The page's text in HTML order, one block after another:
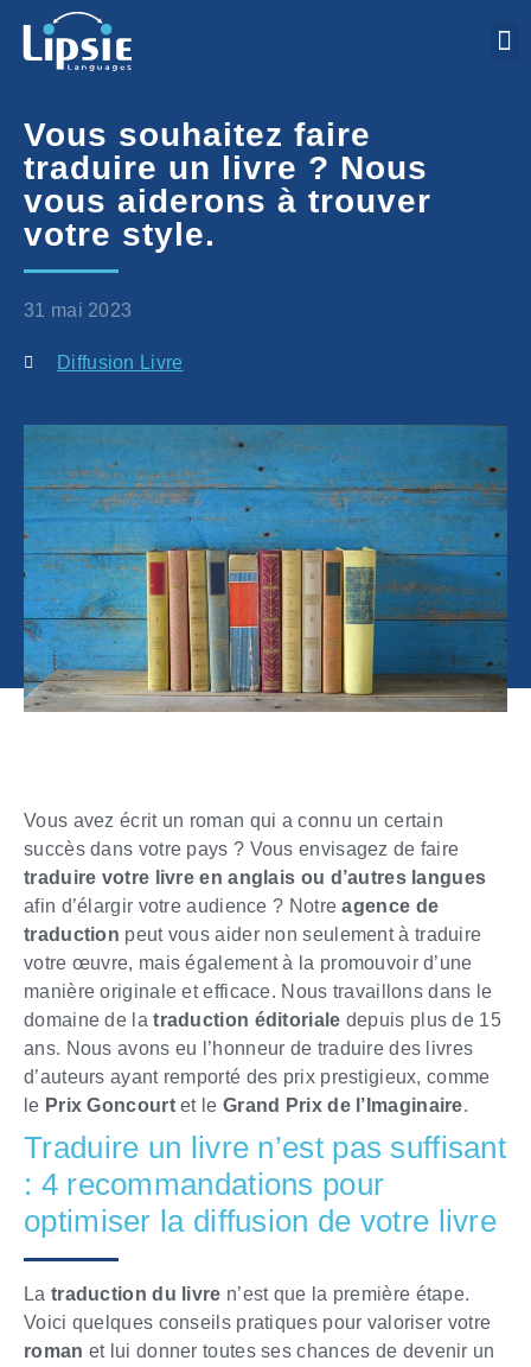
Vous souhaitez faire
traduire un livre ? Nous
vous aiderons à trouver
votre style.
31 mai 2023
Diffusion Livre
Vous avez écrit un roman qui a connu un certain
succès dans votre pays ? Vous envisagez de faire
traduire votre livre en anglais ou d’autres langues
afin d’élargir votre audience ? Notreagence de
traduction peut vous aider non seulement à traduire
votre œuvre, mais également à la promouvoir d’une
manière originale et efficace. Nous travaillons dans le
domaine de latraduction éditoriale depuis plus de 15
ans. Nous avons eu l’honneur de traduire des livres
d’auteurs ayant remporté des prix prestigieux, comme
le Prix Goncourtet le Grand Prix de l’Imaginaire.
Traduire un livre n’est pas suffisant
: 4 recommandations pour
optimiser la diffusion de votre livre
La traduction du livre n’est que la première étape.
Voici quelques conseils pratiques pour valoriser votre
roman et lui donner toutes ses chances de devenir un